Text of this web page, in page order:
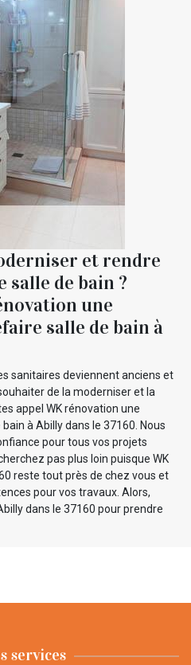
et rendre
de bain ?
une
salle de bain à
sanitaires deviennent anciens et
de la moderniser et la
appel WK rénovation une
à Abilly dans le 37160. Nous
pour tous vos projets
pas plus loin puisque WK
reste tout près de chez vous et
pour vos travaux. Alors,
dans le 37160 pour prendre
services